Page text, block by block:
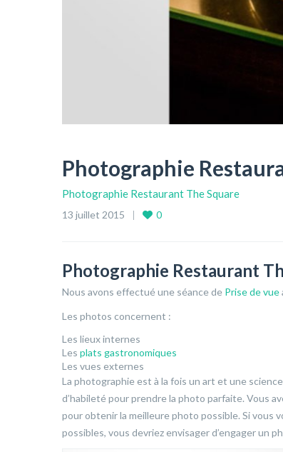
Photographie
Photographie Restaurant The Square
13 juillet 2015 0
Photographie Restaurant
Nous avons effectué une séance de Prise de vue
Les photos concernent :
Les lieux internes
Les plats gastronomiques
Les vues externes
La photographie est à la fois un art et une
d’habileté pour prendre la photo parfaite. Vous
pour obtenir la meilleure photo possible. Si vous
possibles, vous devriez envisager d’engager un